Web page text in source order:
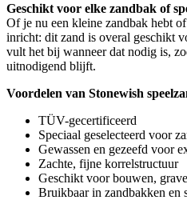
Geschikt voor elke zandbak of
Of je nu een kleine zandbak hebt
inricht: dit zand is overal geschikt
vult het bij wanneer dat nodig is,
uitnodigend blijft.
Voordelen van Stonewish
TÜV-gecertificeerd
Speciaal geselecteerd voor
Gewassen en gezeefd voor
Zachte, fijne korrelstructuur
Geschikt voor bouwen,
Bruikbaar in zandbakken en